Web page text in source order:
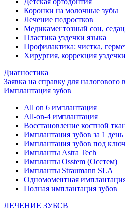
Детская ортодонтия
Коронки на молочные зубы
Лечение подростков
Медикаментозный сон,
Пластика уздечки языка
Профилактика: чистка,
Хирургия, коррекция
Диагностика
Заявка на справку для налогового
Имплантация зубов
All on 6 имплантация
All-on-4 имплантация
Восстановление костной
Имплантация зубов за 1 день
Имплантация зубов под ключ
Импланты Astra Tech
Импланты Osstem (Осстем)
Импланты Straumann SLA
Одномоментная
Полная имплантация зубов
ЛЕЧЕНИЕ ЗУБОВ